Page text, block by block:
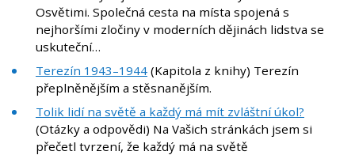
Osvětimi. Společná cesta na místa spojená s
nejhoršími zločiny v moderních dějinách lidstva se
uskuteční…
Terezín 1943–1944 (Kapitola z knihy) Terezín
přeplněnějším a stěsnanějším.
Tolik lidí na světě a každý má mít zvláštní úkol?
(Otázky a odpovědi) Na Vašich stránkách jsem si
přečetl tvrzení, že každý má na světě